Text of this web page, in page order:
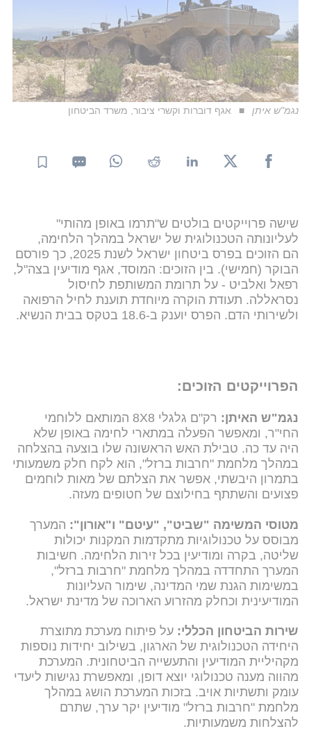
נגמ"ש איתן אגף דוברות וקשרי ציבור, משרד הביטחון
שישה פרוייקטים בולטים ש"תרמו באופן מהותי"
לעליונותה הטכנולוגית של ישראל במהלך הלחימה,
הם הזוכים בפרס ביטחון ישראל לשנת 2025, כך פורסם
הבוקר (חמישי). בין הזוכים: המוסד, אגף מודיעין בצה"ל,
רפאל ואלביט - על תרומת המשותפת לחיסול
נסראללה. תעודת הוקרה מיוחדת תוענת לחיל הרפואה
ולשירותי הדם. הפרס יוענק ב-18.6 בטקס בבית הנשיא.
הפרוייקטים הזוכים:
נגמ"ש האיתן:
רק"ם גלגלי 8X8 המותאם ללוחמי
החי"ר, ומאפשר הפעלה במתארי לחימה באופן שלא
היה עד כה. טבילת האש הראשונה שלו בוצעה בהצלחה
במהלך מלחמת "חרבות ברזל", הוא לקח חלק משמעותי
בתמרון היבשתי, אפשר את הצלתם של מאות לוחמים
פצועים והשתתף בחילוצם של חטופים מעזה.
מטוסי המשימה "שביט", "עיטם" ו"אורון": המערך
מבוסס על טכנולוגיות מתקדמות המקנות יכולות
שליטה, בקרה ומודיעין בכל זירות הלחימה. חשיבות
המערך התחדדה במהלך מלחמת "חרבות ברזל",
במשימות הגנת שמי המדינה, שימור העליונות
המודיעינית וכחלק מהזרוע הארוכה של מדינת ישראל.
שירות הביטחון הכללי: על פיתוח מערכת מתוצרת
היחידה הטכנולוגית של הארגון, בשילוב יחידות נוספות
מקהיליית המודיעין והתעשייה הביטחונית. המערכת
מהווה מענה טכנולוגי יוצא דופן, ומאפשרת נגישות ליעדי
עומק ותשתיות אויב. בזכות המערכת הושג במהלך
מלחמת "חרבות ברזל" מודיעין יקר ערך, שתרם
להצלחות משמעותיות.